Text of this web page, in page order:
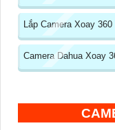
Lắp Camera Xoay 360
Camera Dahua Xoay